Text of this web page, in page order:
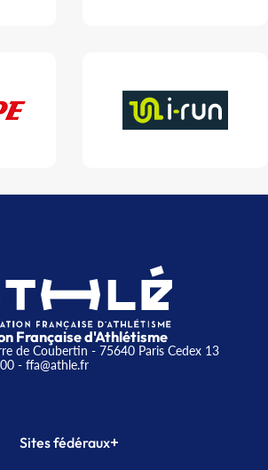
Française d'Athlétisme
de Coubertin - 75640 Paris Cedex 13
- ffa@athle.fr
Sites fédéraux+